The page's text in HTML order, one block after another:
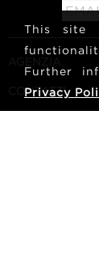
AGENZIA
CONTATTI
This site
Further
Privacy